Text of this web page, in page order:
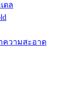
ดล
ความสะอาด